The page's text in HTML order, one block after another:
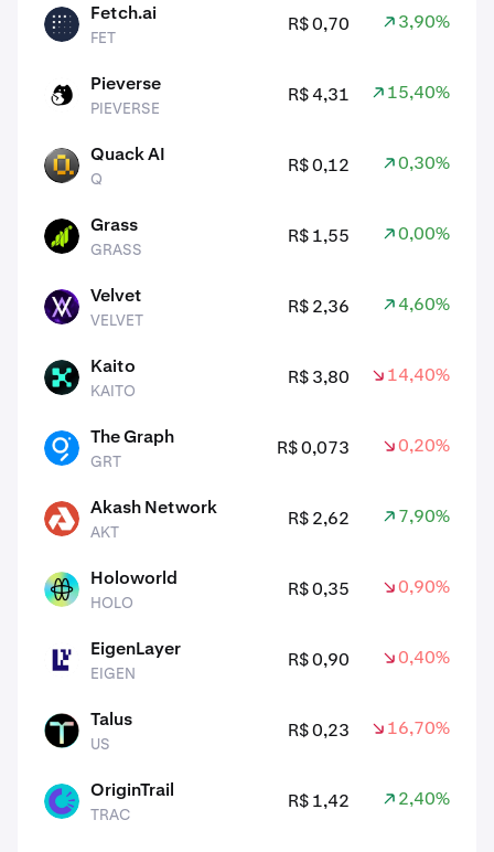
FET Fetch.ai
FET
R$ 0,70 3,90%
PIEVERSE Pieverse
PIEVERSE
R$ 4,31 15,40%
Quack AI
Q
R$ 0,12 0,30%
GRASS Grass
GRASS
R$ 1,55 0,00%
VELVET Velvet
VELVET
R$ 2,36 4,60%
KAITO Kaito
KAITO
R$ 3,80 14,40%
GRT The Graph
GRT
R$ 0,073 0,20%
AKT Akash Network
AKT
R$ 2,62 7,90%
HOLO Holoworld
HOLO
R$ 0,35 0,90%
EIGEN EigenLayer
EIGEN
R$ 0,90 0,40%
US Talus
US
R$ 0,23 16,70%
TRAC OriginTrail
TRAC
R$ 1,42 2,40%